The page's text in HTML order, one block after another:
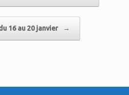
16 au 20 janvier →